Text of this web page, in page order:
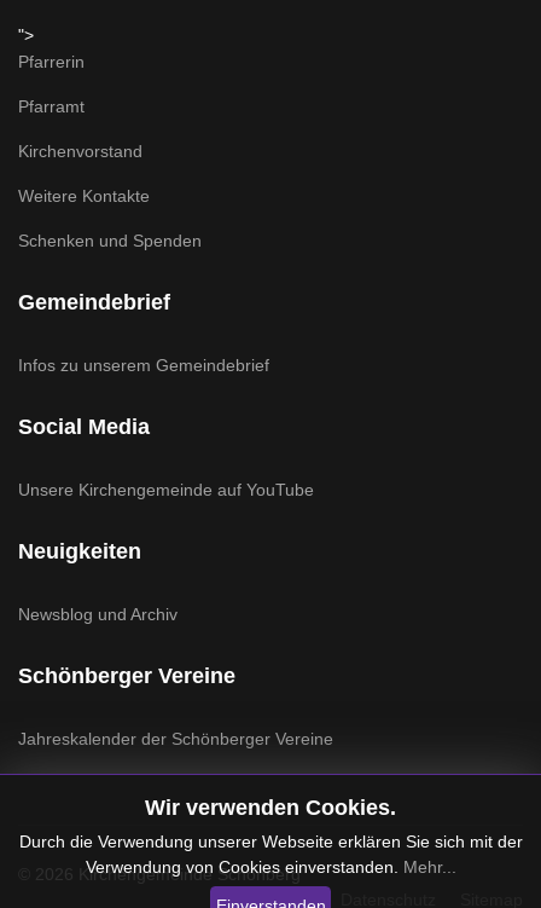
">
Pfarrerin
Pfarramt
Kirchenvorstand
Weitere Kontakte
Schenken und Spenden
Gemeindebrief
Infos zu unserem Gemeindebrief
Social Media
Unsere Kirchengemeinde auf YouTube
Neuigkeiten
Newsblog und Archiv
Schönberger Vereine
Jahreskalender der Schönberger Vereine
Wir verwenden Cookies.
Durch die Verwendung unserer Webseite erklären Sie sich mit der
Verwendung von Cookies einverstanden. Mehr...
© 2026 Kirchengemeinde Schönberg
Impressum